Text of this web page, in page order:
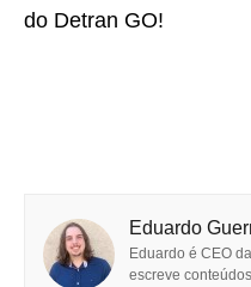
do Detran GO!
Eduardo
Eduardo é CEO
escreve